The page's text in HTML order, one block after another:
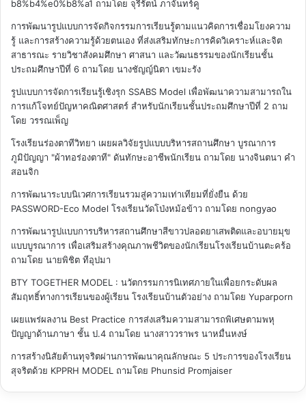
b8%b4%e0%b8%a1 ถามโดย จุรีรัตน์ ภาจันทร์คู
การพัฒนารูปแบบการจัดกิจกรรมการเรียนรู้ตามแนวคิดการเชื่อมโยงความ
รู้ และการสร้างความรู้ด้วยตนเอง ที่ส่งเสริมทักษะการคิดวิเคราะห์และจิต
สาธารณะ รายวิชาสังคมศึกษา ศาสนา และวัฒนธรรมของนักเรียนชั้น
ประถมศึกษาปีที่ 6 ถามโดย นางชัญญ์นิตา เขมะรัง
รูปแบบการจัดการเรียนรู้เชิงรุก SSABS Model เพื่อพัฒนาความสามารถใน
การแก้โจทย์ปัญหาคณิตศาสตร์ สำหรับนักเรียนชั้นประถมศึกษาปีที่ 2 ถาม
โดย วรรณเพ็ญ
โรงเรียนร่องตาทีวิทยา เผยผลวิจัยรูปแบบบริหารสถานศึกษา บูรณาการ
ภูมิปัญญา "ผ้าทอร่องตาที" ดันทักษะอาชีพนักเรียน ถามโดย นางจินตนา คำ
สอนจิก
การพัฒนาระบบนิเวศการเรียนรวมสู่ความเท่าเทียมที่ยั่งยืน ด้วย
PASSWORD-Eco Model โรงเรียนวัดโป่งหม้อข้าว ถามโดย nongyao
การพัฒนารูปแบบการบริหารสถานศึกษาสีขาวปลอดยาเสพติดและอบายมุข
แบบบูรณาการ เพื่อเสริมสร้างคุณภาพชีวิตของนักเรียนโรงเรียนบ้านตะคร้อ
ถามโดย นายพิชิต ทีอุปมา
BTY TOGETHER MODEL : นวัตกรรมการนิเทศภายในเพื่อยกระดับผล
สัมฤทธิ์ทางการเรียนของผู้เรียน โรงเรียนบ้านตัวอย่าง ถามโดย Yuparporn
เผยแพร่ผลงาน Best Practice การส่งเสริมความสามารถพิเศษตามพหุ
ปัญญาด้านภาษา ชั้น ป.4 ถามโดย นางสาววราพร นาหมื่นหงษ์
การสร้างนิสัยต้านทุจริตผ่านการพัฒนาคุณลักษณะ 5 ประการของโรงเรียน
สุจริตด้วย KPPRH MODEL ถามโดย Phunsid Promjaiser